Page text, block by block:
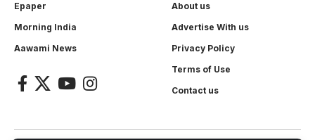
Epaper
Morning India
Aawami News
About us
Advertise With us
Privacy Policy
Terms of Use
Contact us